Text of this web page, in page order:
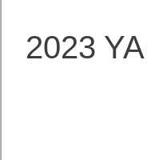
2023